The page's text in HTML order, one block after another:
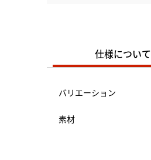
仕様について
バリエーション
素材